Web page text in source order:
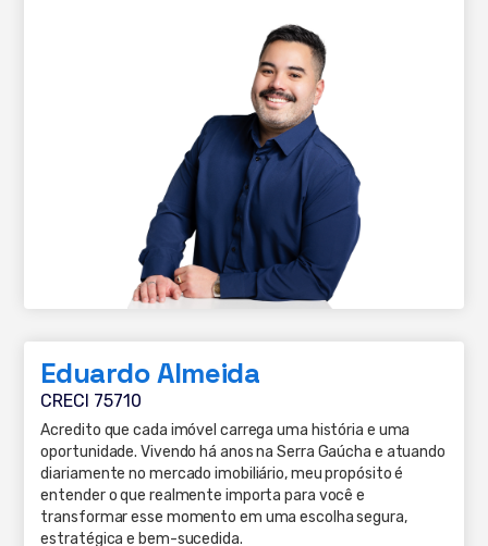
Eduardo Almeida
CRECI 75710
Acredito que cada imóvel carrega uma história e uma
oportunidade. Vivendo há anos na Serra Gaúcha e atuando
diariamente no mercado imobiliário, meu propósito é
entender o que realmente importa para você e
transformar esse momento em uma escolha segura,
estratégica e bem-sucedida.